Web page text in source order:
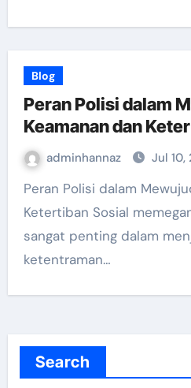
Blog
Peran Polisi dalam
Keamanan dan
adminhannaz Jul 10,
Peran Polisi dalam Mewujudkan Keamanan dan
Ketertiban Sosial
sangat penting dalam
ketentraman…
Search